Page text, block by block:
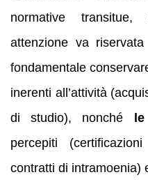
normative transitue,
attenzione va
fondamentale
inerenti all’attività
di studio), nonché
percepiti
contratti di intramoenia)